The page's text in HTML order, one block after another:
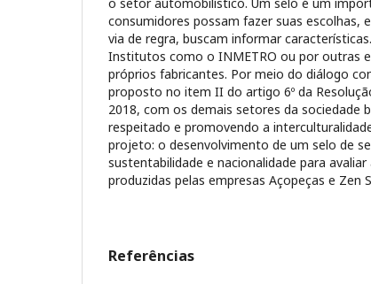
consumidores possam fazer suas escolhas,
via de regra, buscam informar
Institutos como o INMETRO ou por outras
próprios fabricantes. Por meio do diálogo
proposto no item II do artigo 6º da
2018, com os demais setores da sociedade
respeitado e promovendo a
projeto: o desenvolvimento de um selo de
sustentabilidade e nacionalidade para
produzidas pelas empresas Açopeças e Zen
Referências